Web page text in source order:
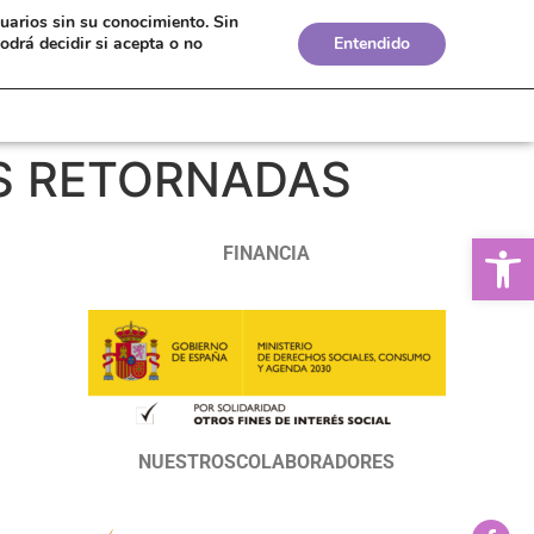
Bolsa de Empleo Biblioteca
RETORNADAS
FINANCIA
NUESTROSCOLABORADORES
sin su conocimiento. Sin
decidir si acepta o no
Entendido